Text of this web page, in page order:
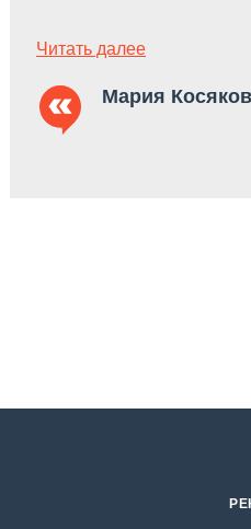
Читать далее
Мария